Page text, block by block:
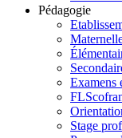
Pédagogie
Examens
FLSco
Stage